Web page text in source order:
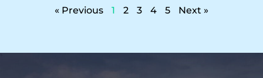
« Previous 1 2 3 4 5 Next »